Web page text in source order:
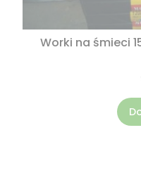
Worki na śmieci